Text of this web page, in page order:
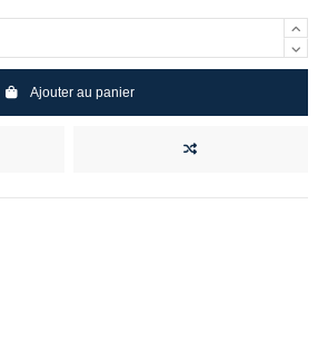
Ajouter au panier